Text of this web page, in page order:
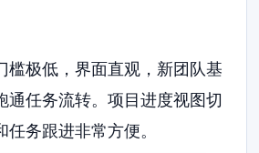
槛极低，界面直观，新团队基
通任务流转。项目进度视图切
务跟进非常方便。